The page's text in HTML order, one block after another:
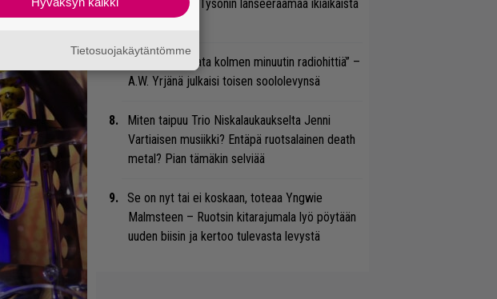
biisillään Mike Tysonin lanseeraamaa ikiaikaista
viisautta
”Tässä ei jahdata kolmen minuutin radiohittiä” –
A.W. Yrjänä julkaisi toisen soololevynsä
Miten taipuu Trio Niskalaukaukselta Jenni
Vartiaisen musiikki? Entäpä ruotsalainen death
metal? Pian tämäkin selviää
Se on nyt tai ei koskaan, toteaa Yngwie
Malmsteen – Ruotsin kitarajumala lyö pöytään
uuden biisin ja kertoo tulevasta levystä
Tietosuojakäytäntömme